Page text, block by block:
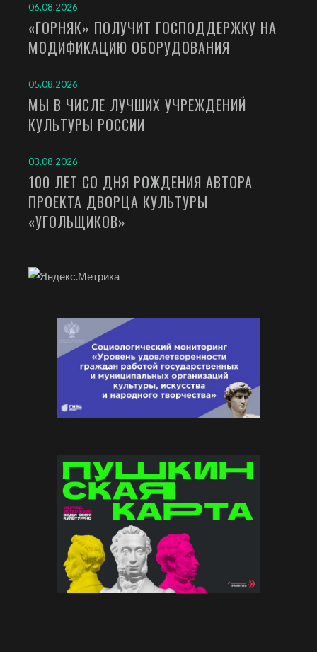
06.08.2026
«ГОРНЯК» ПОЛУЧИТ ГОСПОДДЕРЖКУ НА
МОДИФИКАЦИЮ ОБОРУДОВАНИЯ
05.08.2026
МЫ В ЧИСЛЕ ЛУЧШИХ УЧРЕЖДЕНИЙ
КУЛЬТУРЫ РОССИИ
03.08.2026
100 ЛЕТ СО ДНЯ РОЖДЕНИЯ АВТОРА
ПРОЕКТА ДВОРЦА КУЛЬТУРЫ
«УГОЛЬЩИКОВ»